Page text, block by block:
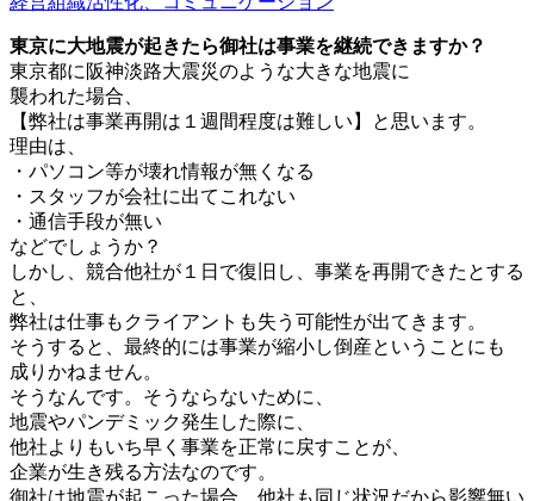
東京に大地震が起きたら御社は事業を継続できますか？
東京都に阪神淡路大震災のような大きな地震に
襲われた場合、
【弊社は事業再開は１週間程度は難しい】と思います。
理由は、
・パソコン等が壊れ情報が無くなる
・スタッフが会社に出てこれない
・通信手段が無い
などでしょうか？
しかし、競合他社が１日で復旧し、事業を再開できたとする
と、
弊社は仕事もクライアントも失う可能性が出てきます。
そうすると、最終的には事業が縮小し倒産ということにも
成りかねません。
そうなんです。そうならないために、
地震やパンデミック発生した際に、
他社よりもいち早く事業を正常に戻すことが、
企業が生き残る方法なのです。
御社は地震が起こった場合、他社も同じ状況だから影響無い